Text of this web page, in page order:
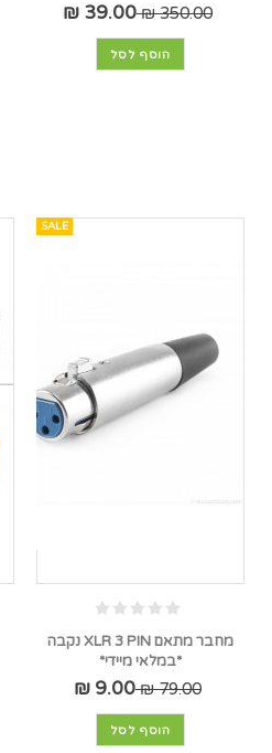
350.00 ₪
39.00 ₪
הוסף לסל
SALE
מחבר מתאם XLR 3 PIN נקבה
*במלאי מיידי*
79.00 ₪
9.00 ₪
הוסף לסל